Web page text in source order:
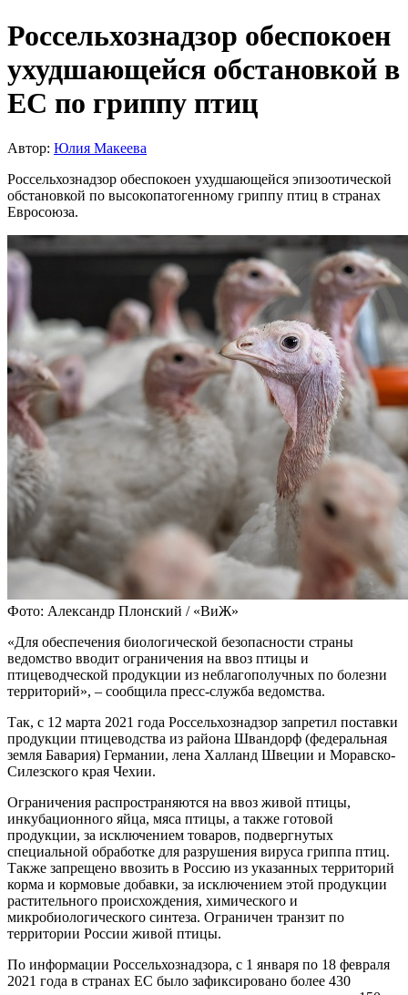
Россельхознадзор обеспокоен
ухудшающейся обстановкой в
ЕС по гриппу птиц
Автор: Юлия Макеева
Россельхознадзор обеспокоен ухудшающейся эпизоотической
обстановкой по высокопатогенному гриппу птиц в странах
Евросоюза.
Фото: Александр Плонский / «ВиЖ»
«Для обеспечения биологической безопасности страны
ведомство вводит ограничения на ввоз птицы и
птицеводческой продукции из неблагополучных по болезни
территорий», – сообщила пресс-служба ведомства.
Так, с 12 марта 2021 года Россельхознадзор запретил поставки
продукции птицеводства из района Швандорф (федеральная
земля Бавария) Германии, лена Халланд Швеции и Моравско-
Силезского края Чехии.
Ограничения распространяются на ввоз живой птицы,
инкубационного яйца, мяса птицы, а также готовой
продукции, за исключением товаров, подвергнутых
специальной обработке для разрушения вируса гриппа птиц.
Также запрещено ввозить в Россию из указанных территорий
корма и кормовые добавки, за исключением этой продукции
растительного происхождения, химического и
микробиологического синтеза. Ограничен транзит по
территории России живой птицы.
По информации Россельхознадзора, с 1 января по 18 февраля
2021 года в странах ЕС было зафиксировано более 430